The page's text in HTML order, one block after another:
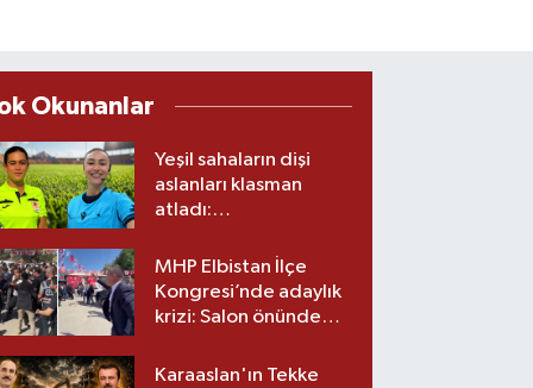
Okunanlar
Yeşil sahaların dişi
aslanları klasman
atladı:
üst lige iki transfer!
MHP Elbistan İlçe
Kongresi’nde adaylık
krizi: Salon önünde
Karaaslan'ın Tekke